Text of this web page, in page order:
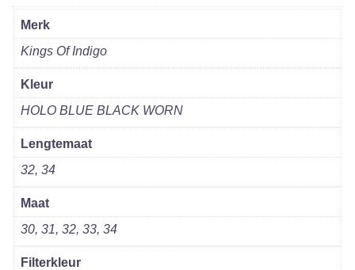
Merk
Kings Of Indigo
Kleur
HOLO BLUE BLACK WORN
Lengtemaat
32, 34
Maat
30, 31, 32, 33, 34
Filterkleur